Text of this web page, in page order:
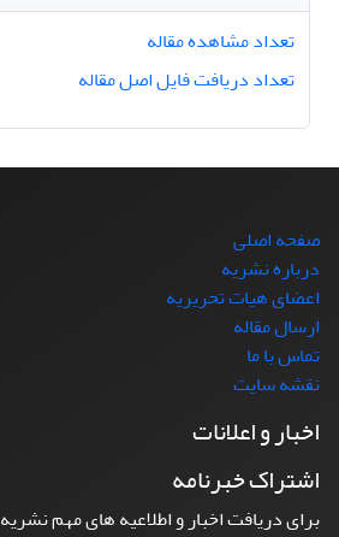
تعداد مشاهده مقاله
تعداد دریافت فایل اصل مقاله
صفحه اصلی
درباره نشریه
اعضای هیات تحریریه
ارسال مقاله
تماس با ما
نقشه سایت
اخبار و اعلانات
اشتراک خبرنامه
برای دریافت اخبار و اطلاعیه های مهم